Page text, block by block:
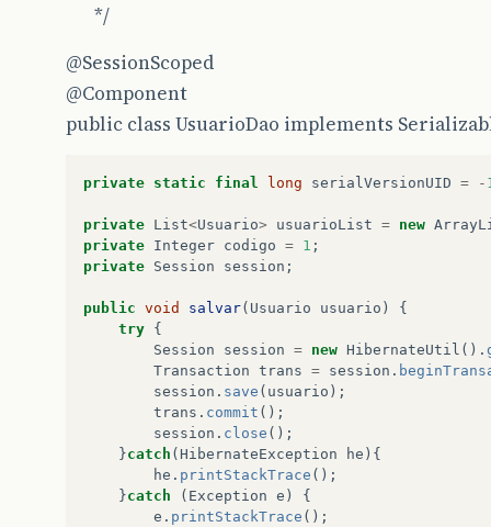
*/
@SessionScoped
@Component
public class UsuarioDao implements
private static final long serialVersionUID = -
private List<Usuario> usuarioList = new
private Integer codigo = 1 ;
private Session session ;
public void salvar( Usuario usuario )
{
try {
Session
session = new HibernateUtil ().
Transaction trans = session .
session . save ( usuario );
trans . commit ();
session . close ();
}catch ( HibernateException he ){
he . printStackTrace ();
}catch ( Exception e )
{
e . printStackTrace ();